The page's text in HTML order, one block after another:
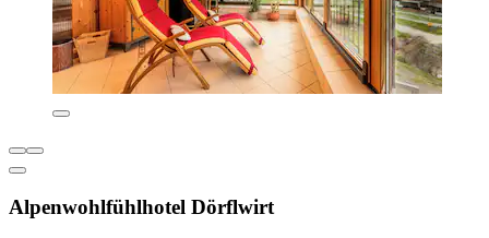
Alpenwohlfühlhotel Dörflwirt